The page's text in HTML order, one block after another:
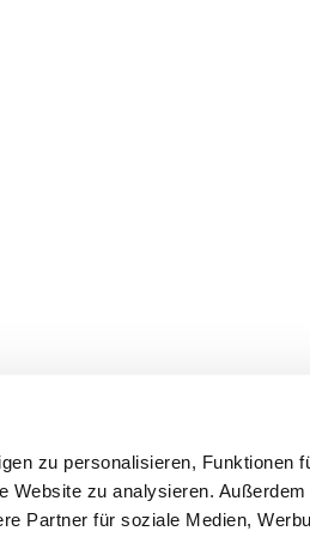
zu personalisieren, Funktionen
Website zu analysieren.
Partner für soziale Medien,